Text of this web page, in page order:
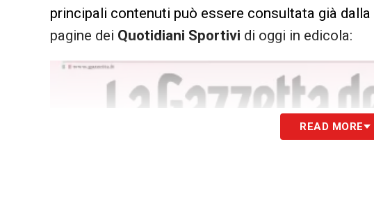
principali contenuti può essere consultata già
pagine dei Quotidiani Sportivi di oggi in edicola:
READ MORE